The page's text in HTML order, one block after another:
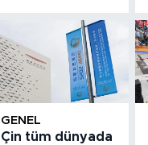
GENEL
Çin tüm dünyada